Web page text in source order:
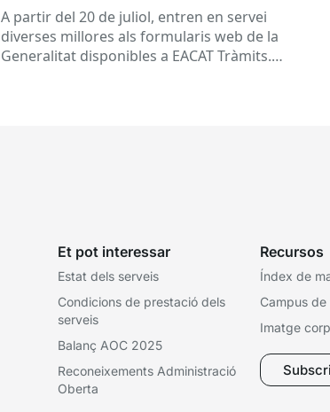
la tramitació
A partir del 20 de juliol, entren en servei
diverses millores als formularis web de la
Generalitat disponibles a EACAT Tràmits.
Et pot interessar
Estat dels serveis
Condicions de prestació dels
serveis
Balanç AOC 2025
Reconeixements Administració
Oberta
Recursos
Índex de
Campus
Imatge